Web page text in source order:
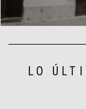
LO